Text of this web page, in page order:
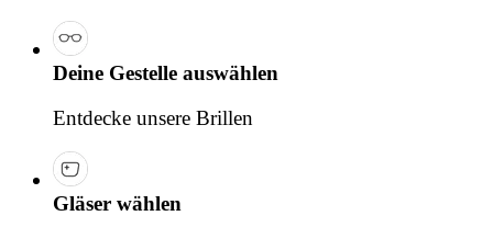
Deine Gestelle auswählen
Entdecke unsere Brillen
Gläser wählen